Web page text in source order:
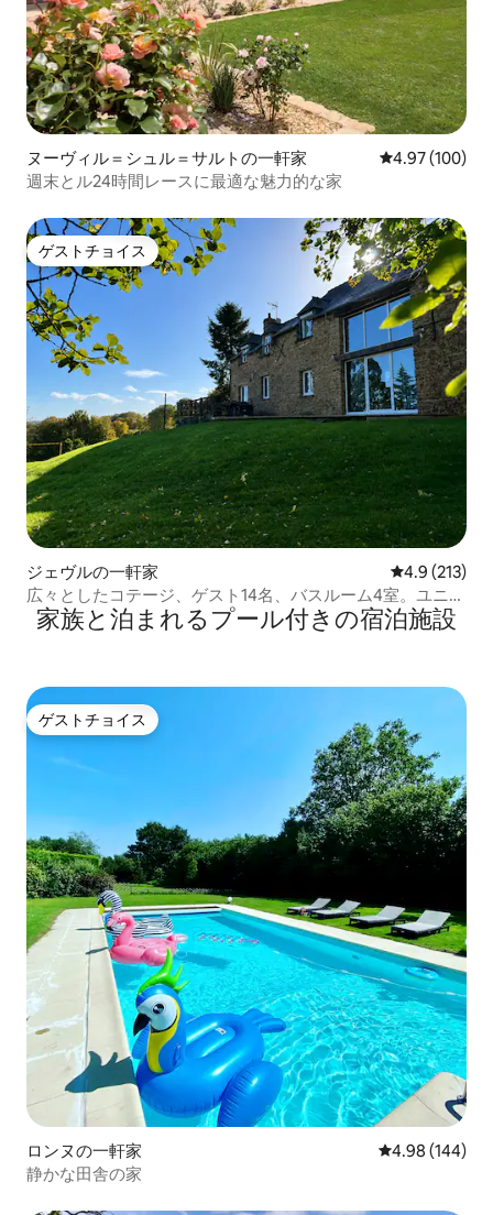
ヌーヴィル＝シュル＝サルトの一軒家 レビュー100
4.97 (100)
週末とル24時間レースに最適な魅力的な家
ゲストチョイス
ゲストチョイス
ジェヴルの一軒家 レビュー213
4.9 (213)
広々としたコテージ、ゲスト14名、バスルーム4室。ユニー
クな景色、ゲーム
家族と泊まれるプール付きの宿泊施設
ゲストチョイス
ゲストチョイス
ロンヌの一軒家 レビュー144
4.98 (144)
静かな田舎の家